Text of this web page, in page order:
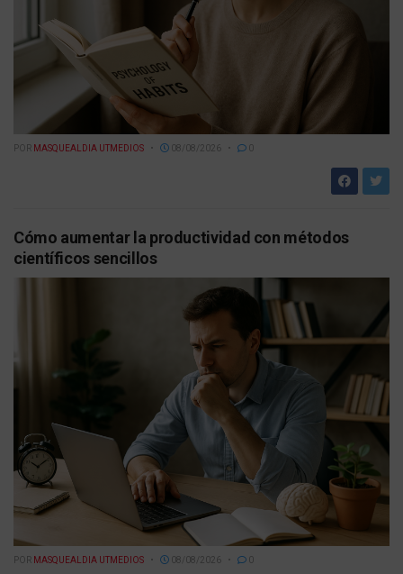
POR MASQUEALDIA UTMEDIOS 08/08/2026 0
Cómo aumentar la productividad con métodos
científicos sencillos
POR MASQUEALDIA UTMEDIOS 08/08/2026 0